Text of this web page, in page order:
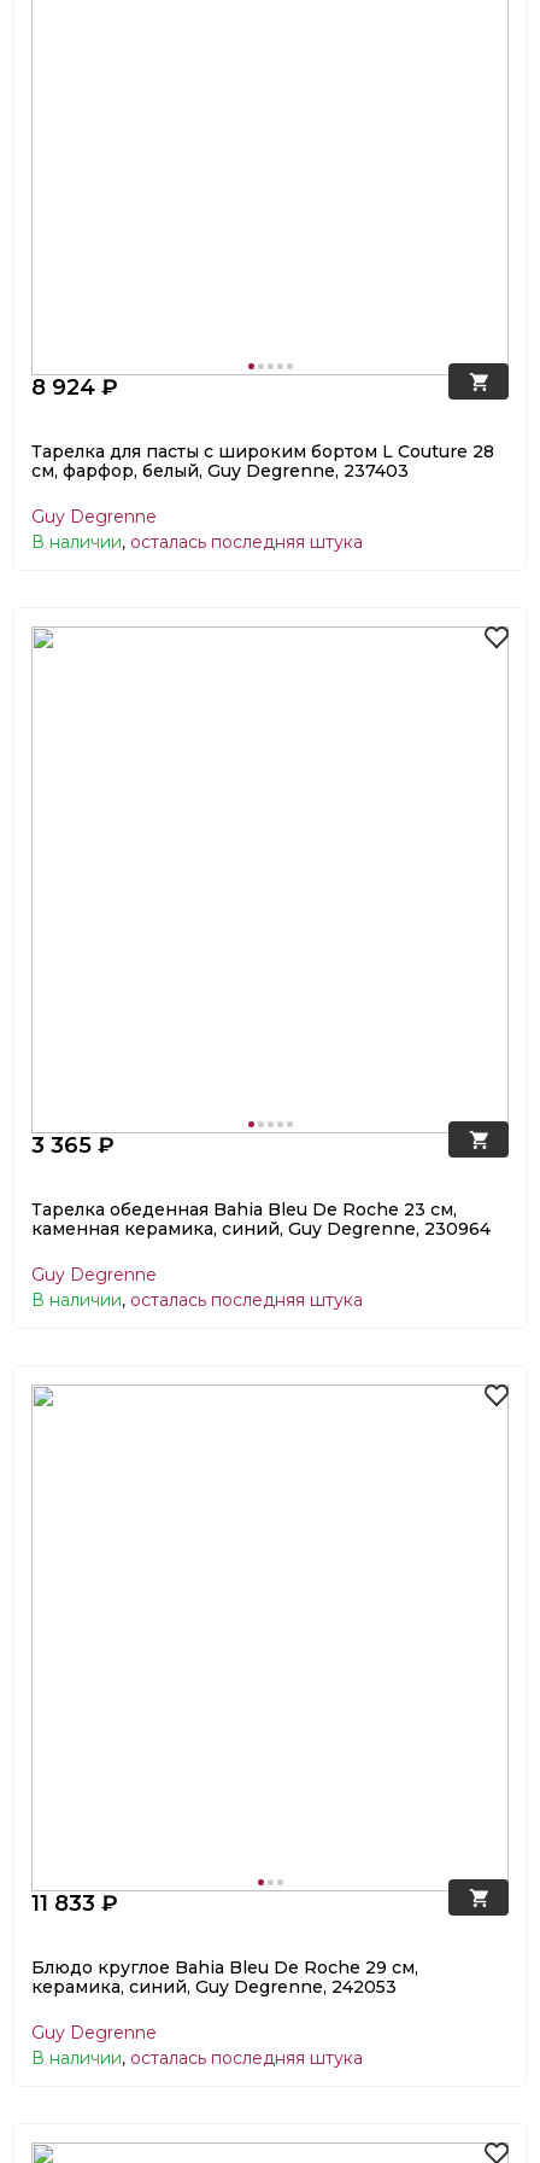
8 924 ₽
Тарелка для пасты с широким бортом L Couture 28
см, фарфор, белый, Guy Degrenne, 237403
Guy Degrenne
В наличии, осталась последняя штука
3 365 ₽
Тарелка обеденная Bahia Bleu De Roche 23 см,
каменная керамика, синий, Guy Degrenne, 230964
Guy Degrenne
В наличии, осталась последняя штука
11 833 ₽
Блюдо круглое Bahia Bleu De Roche 29 см,
керамика, синий, Guy Degrenne, 242053
Guy Degrenne
В наличии, осталась последняя штука